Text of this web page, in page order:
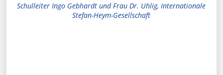
Schulleiter Ingo Gebhardt und Frau Dr. Uhlig, Internationale
Stefan-Heym-Gesellschaft